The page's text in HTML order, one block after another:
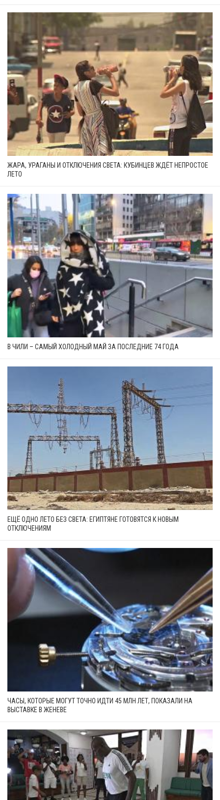
ЖАРА, УРАГАНЫ И ОТКЛЮЧЕНИЯ СВЕТА: КУБИНЦЕВ ЖДЁТ НЕПРОСТОЕ
ЛЕТО
В ЧИЛИ – САМЫЙ ХОЛОДНЫЙ МАЙ ЗА ПОСЛЕДНИЕ 74 ГОДА
ЕЩЁ ОДНО ЛЕТО БЕЗ СВЕТА: ЕГИПТЯНЕ ГОТОВЯТСЯ К НОВЫМ
ОТКЛЮЧЕНИЯМ
ЧАСЫ, КОТОРЫЕ МОГУТ ТОЧНО ИДТИ 45 МЛН ЛЕТ, ПОКАЗАЛИ НА
ВЫСТАВКЕ В ЖЕНЕВЕ